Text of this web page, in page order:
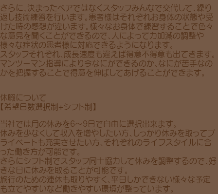
さらに、決まったペアではなくスタッフみんなで交代して、繰り
返し技術練習を行います。患者様はそれぞれお身体の状態や受
けた時の感想が違います。様々なお身体で練習することで色々
な意見を聞くことができるので、人によって力加減の調整や
様々な症状の患者様に対応できるようになります。
スタッフそれぞれ、成長速度も違えば得意不得意も出てきます。
マンツーマン指導により今なにができるのか、なにが苦手なの
かを把握することで得意を伸ばしてあげることができます。
休暇について
【希望日数選択制+シフト制】
当社では月の休みを6〜9日で自由に選択出来ます。
休みを少なくして収入を増やしたい方、しっかり休みを取ってプ
ライベートも充実させたい方、それぞれのライフスタイルに合
った働き方が可能です。
さらにシフト制でスタッフ同士協力して休みを調整するので、好
きな日に休みを取ることが可能です。
旅行のための連休も取りやすく、平日しかできない様々な予定
も立てやすいなど働きやすい環境が整っています。